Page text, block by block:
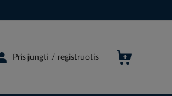
Prisijungti / registruotis